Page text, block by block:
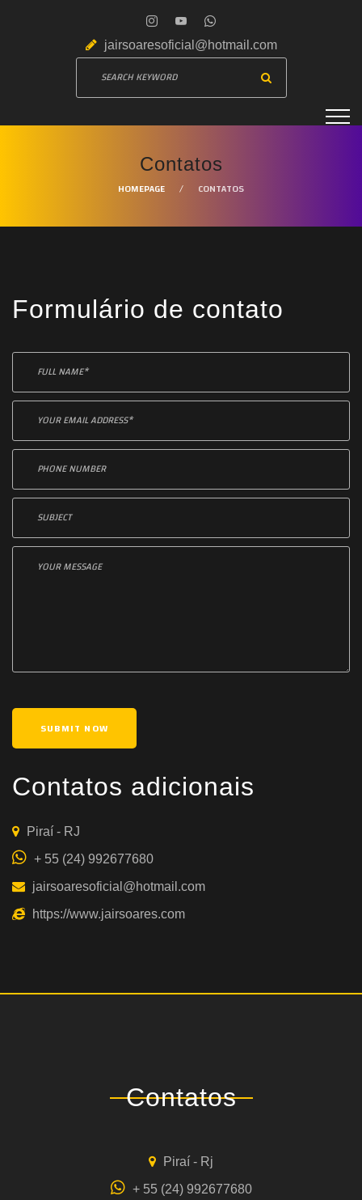
jairsoaresoficial@hotmail.com
Contatos
HOMEPAGE CONTATOS
Formulário de contato
Contatos adicionais
Piraí - RJ
+ 55 (24) 992677680
jairsoaresoficial@hotmail.com
https://www.jairsoares.com
Contatos
Piraí - Rj
+ 55 (24) 992677680